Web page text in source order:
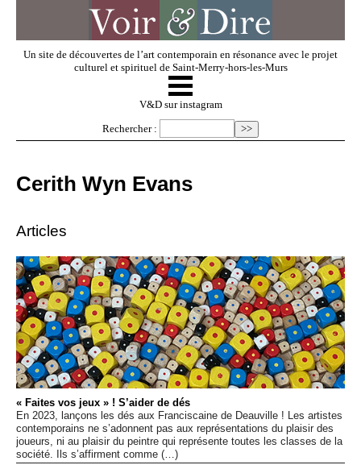
Un site de découvertes de l’art contemporain en résonance avec le projet
culturel et spirituel de Saint-Merry-hors-les-Murs
V & D
Regarder
Dossiers
Événements
Sacré
☰
V&D sur instagram
Rechercher :
Cerith Wyn Evans
Articles
« Faites vos jeux » ! S’aider de dés
En 2023, lançons les dés aux Franciscaine de Deauville ! Les artistes
contemporains ne s’adonnent pas aux représentations du plaisir des
joueurs, ni au plaisir du peintre qui représente toutes les classes de la
société. Ils s’affirment comme (…)